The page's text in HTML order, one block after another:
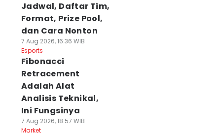
Jadwal, Daftar Tim,
Format, Prize Pool,
dan Cara Nonton
7 Aug 2026, 16:36 WIB
Esports
Fibonacci
Retracement
Adalah Alat
Analisis Teknikal,
Ini Fungsinya
7 Aug 2026, 18:57 WIB
Market